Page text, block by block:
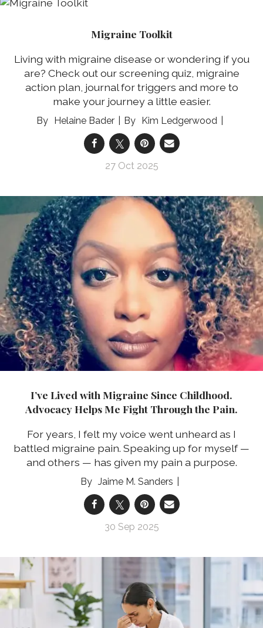
Migraine Toolkit
Living with migraine disease or wondering if you
are? Check out our screening quiz, migraine
action plan, journal for triggers and more to
make your journey a little easier.
Helaine Bader Kim Ledgerwood
27 Oct 2025
I’ve Lived with Migraine Since Childhood.
Advocacy Helps Me Fight Through the Pain.
For years, I felt my voice went unheard as I
battled migraine pain. Speaking up for myself —
and others — has given my pain a purpose.
Jaime M. Sanders
30 Sep 2025